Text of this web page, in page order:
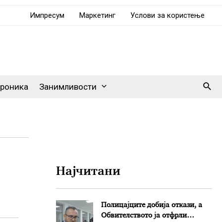
Импресум Маркетинг Услови за користење
Занимливости
Најчитани
Полицајците добија откази, а
Обвителството ја отфрли